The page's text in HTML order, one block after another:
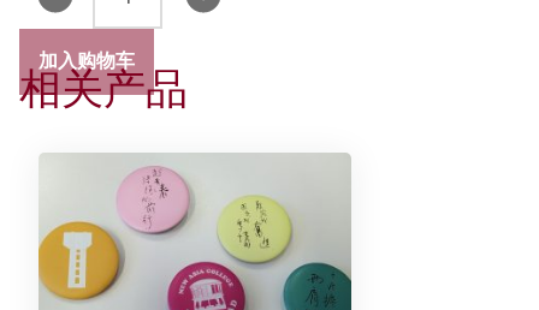
道
时
期
量
加入购物车
相关产品